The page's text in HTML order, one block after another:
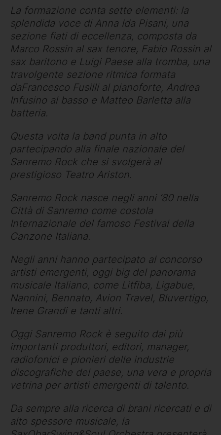
La formazione conta sette elementi: la
splendida voce di Anna Ida Pisani, una
sezione fiati di eccellenza, composta da
Marco Rossin al sax tenore, Fabio Rossin al
sax baritono e Luigi Paese alla tromba, una
travolgente sezione ritmica formata
daFrancesco Fusilli al pianoforte, Andrea
Infusino al basso e Matteo Barletta alla
batteria.
Questa volta la band punta in alto
partecipando alla finale nazionale del
Sanremo Rock che si svolgerà al
prestigioso Teatro Ariston.
Sanremo Rock nasce negli anni ‘80 nella
Città di Sanremo come costola
Internazionale del famoso Festival della
Canzone Italiana.
Negli anni hanno partecipato al concorso
artisti emergenti, oggi big del panorama
musicale Italiano, come Litfiba, Ligabue,
Nannini, Bennato, Avion Travel, Bluvertigo,
Irene Grandi e tanti altri.
Oggi Sanremo Rock è seguito dai più
importanti produttori, editori, manager,
radiofonici e pionieri delle industrie
discografiche del paese, una vera e propria
vetrina per artisti emergenti di talento.
Da sempre alla ricerca di brani ricercati e di
alto spessore musicale, la